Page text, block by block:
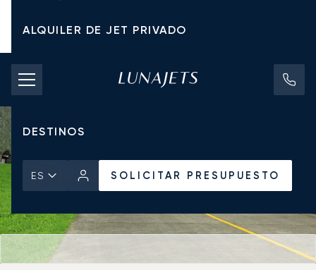
ALQUILER DE JET PRIVADO
TARIFAS DE CHÁRTER
JETS PRIVADOS
DESTINOS
ES SOLICITAR PRESUPUESTO